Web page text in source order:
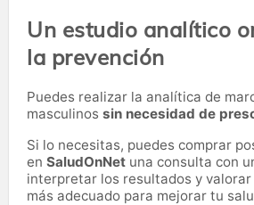
Un estudio analítico
la prevención
Puedes realizar la analítica de
masculinos sin necesidad de
Si lo necesitas, puedes comprar
en SaludOnNet una consulta con
interpretar los resultados y
más adecuado para mejorar tu